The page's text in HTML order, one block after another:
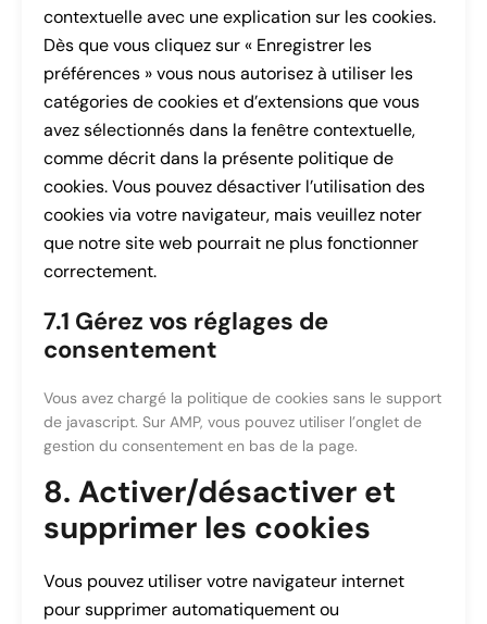
contextuelle avec une explication sur les cookies.
Dès que vous cliquez sur « Enregistrer les
préférences » vous nous autorisez à utiliser les
catégories de cookies et d’extensions que vous
avez sélectionnés dans la fenêtre contextuelle,
comme décrit dans la présente politique de
cookies. Vous pouvez désactiver l’utilisation des
cookies via votre navigateur, mais veuillez noter
que notre site web pourrait ne plus fonctionner
correctement.
7.1 Gérez vos réglages de
consentement
Vous avez chargé la politique de cookies sans le support
de javascript. Sur AMP, vous pouvez utiliser l’onglet de
gestion du consentement en bas de la page.
8. Activer/désactiver et
supprimer les cookies
Vous pouvez utiliser votre navigateur internet
pour supprimer automatiquement ou